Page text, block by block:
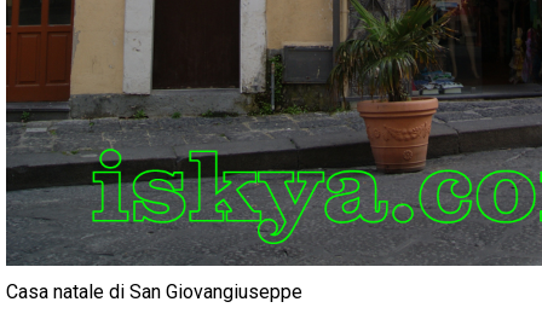
Casa natale di San Giovangiuseppe